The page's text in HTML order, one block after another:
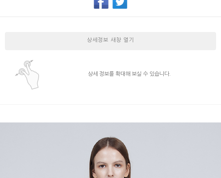
상세정보 새창 열기
상세 정보를 확대해 보실 수 있습니다.